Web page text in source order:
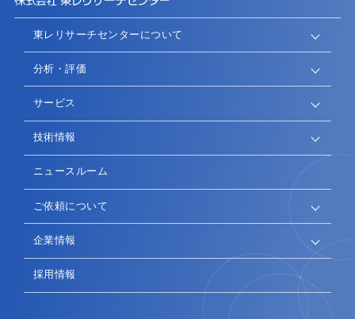
東レリサーチセンターについて
分析・評価
サービス
技術情報
ニュースルーム
ご依頼について
企業情報
採用情報